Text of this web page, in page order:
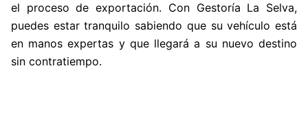
el proceso de exportación. Con Gestoría La Selva,
puedes estar tranquilo sabiendo que su vehículo está
en manos expertas y que llegará a su nuevo destino
sin contratiempo.